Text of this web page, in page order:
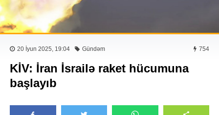
20 İyun 2025, 19:04 Gündəm 754
KİV: İran İsrailə raket hücumuna
başlayıb